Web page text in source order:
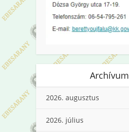
Archívum
2026. augusztus
2026. július